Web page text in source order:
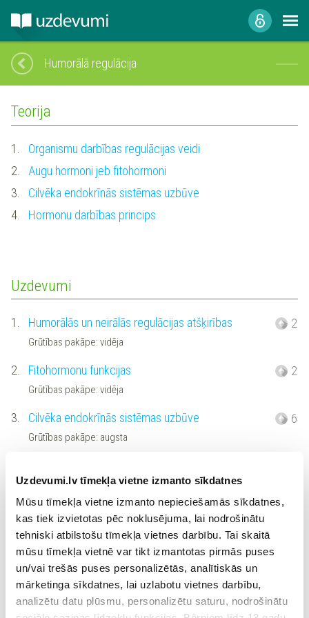
Uzdevumi.lv tīmekļa vietne izmanto sīkdatnes
Mūsu tīmekļa vietne izmanto nepieciešamās sīkdatnes,
kas tiek izvietotas pēc noklusējuma, lai nodrošinātu
tehniski atbilstošu tīmekļa vietnes darbību. Tai skaitā
mūsu tīmekļa vietnē var tikt izmantotas pirmās puses
un/vai trešās puses personalizētās, analītiskās un
mārketinga sīkdatnes, lai uzlabotu vietnes darbību,
analizētu datu plūsmu, personalizētu saturu, nodrošinātu
Humorālā regulācija
Teorija
1.
Organismu darbības regulācijas veidi
2.
Augu hormoni jeb fitohormoni
3.
Cilvēka endokrīnās sistēmas uzbūve
4.
Hormonu darbības princips
Uzdevumi
1. Humorālās un neirālās regulācijas atšķirības
Grūtības pakāpe: vidēja
2
2. Fitohormonu funkcijas
Grūtības pakāpe: vidēja
2
3. Cilvēka endokrīnās sistēmas uzbūve
Grūtības pakāpe: augsta
6
Grūtības pakāpe: vidēja
Eksāmenu uzdevumi (PROF)
1. 1. daļa. Insulīna un glikagona darbība organismā
(2019)